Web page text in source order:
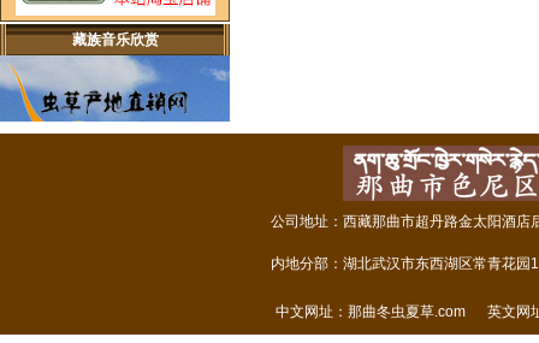
藏族音乐欣赏
公司地址：西藏那曲市超丹路金太阳酒
内地分部：湖北武汉市东西湖区常青
中文网址： 那曲冬虫夏草.com 英文网